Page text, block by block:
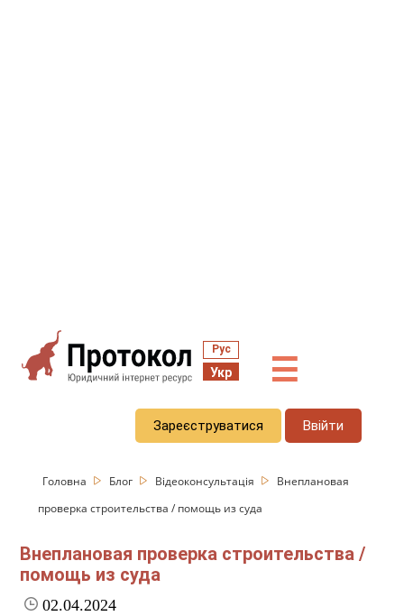
Рус
Укр ☰
Зареєструватися Ввійти
Головна Блог Відеоконсультація
Внеплановая
проверка строительства / помощь из суда
Внеплановая проверка строительства /
помощь из суда
02.04.2024